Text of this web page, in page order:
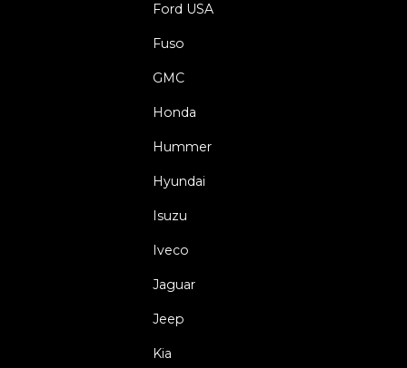
Ford USA
Fuso
GMC
Honda
Hummer
Hyundai
Isuzu
Iveco
Jaguar
Jeep
Kia